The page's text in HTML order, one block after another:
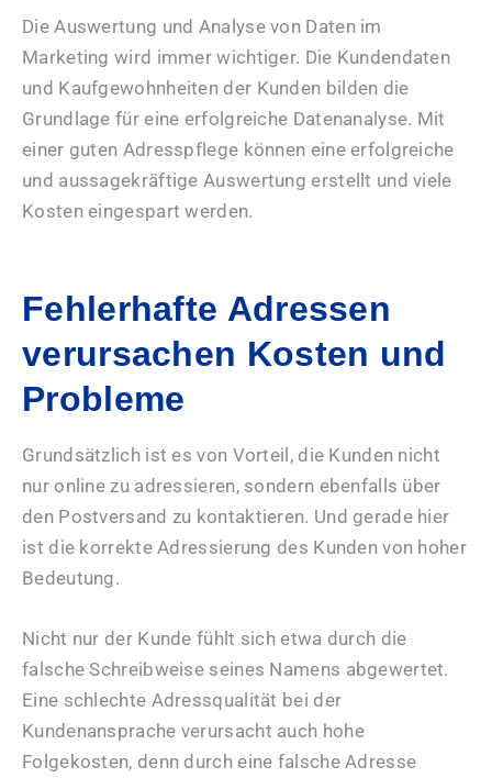
Die Auswertung und Analyse von Daten im
Marketing wird immer wichtiger. Die Kundendaten
und Kaufgewohnheiten der Kunden bilden die
Grundlage für eine erfolgreiche Datenanalyse. Mit
einer guten Adresspflege können eine erfolgreiche
und aussagekräftige Auswertung erstellt und viele
Kosten eingespart werden.
Fehlerhafte Adressen
verursachen Kosten und
Probleme
Grundsätzlich ist es von Vorteil, die Kunden nicht
nur online zu adressieren, sondern ebenfalls über
den Postversand zu kontaktieren. Und gerade hier
ist die korrekte Adressierung des Kunden von hoher
Bedeutung.
Nicht nur der Kunde fühlt sich etwa durch die
falsche Schreibweise seines Namens abgewertet.
Eine schlechte Adressqualität bei der
Kundenansprache verursacht auch hohe
Folgekosten, denn durch eine falsche Adresse